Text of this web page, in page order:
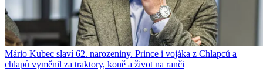
Mário Kubec slaví 62. narozeniny. Prince i vojáka z Chlapců a
chlapů vyměnil za traktory, koně a život na ranči